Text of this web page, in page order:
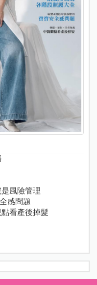
風險管理
感問題
看產後掉髮